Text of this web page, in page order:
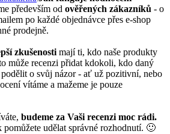
především od ověřených zákazníků - o
po každé objednávce přes e-shop
prodejně.
zkušenosti mají ti, kdo naše produkty
může recenzi přidat kdokoli, kdo daný
o svůj názor - ať už pozitivní, nebo
vítáme a mažeme je pouze
budeme za Vaši recenzi moc rádi.
udělat správné rozhodnutí. 🙂